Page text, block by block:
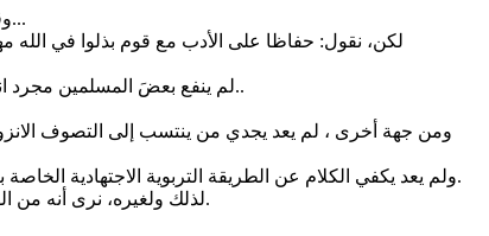
وقد يقول قائل: كان في إمكانكم تجاوز لفظ " التصوف " تسهيلا للتواصل والتلاقي، إن كان المراد مجرد عرض للإسلام أو إعادة تناول لمختلف جوانبه...
لكن، نقول: حفاظا على الأدب مع قوم بذلوا في الله
لم ينفع بعضَ المسلمين مجرد انتساب للإسلام واعتبار لظاهره على حساب الباطن. ولم يجد إنكار بعض الفقهاء له وقد كذبتهم الأيام. وهاهي الأمة تكاد تنسلخ عن الدين في عمومها..
ومن جهة أخرى ، لم يعد يجدي من ينتسب إلى التصوف
ولم يعد يكفي الكلام عن الطريقة التربوية الاجتهادية الخاصة بكل شيخ، إلا مع التنبيه إلى الطريق المحمدي الجامع الشامل، حتى تسقط الحواجز الوهمية التي صارت حجبا في زماننا، تمنع من إدراك صحيح للدين.
لذلك ولغيره، نرى أنه من الواجب في زمن العولمة المبشرة بجمع شمل الأمة الكلام عن التصوف بالمعنى المرادف لتحقيق الإسلام، بشموليته واستيعابه كل مذاهب المسلمين.